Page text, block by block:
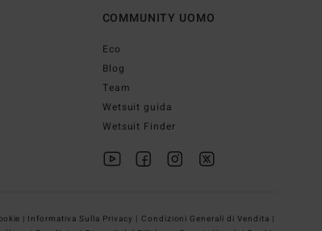
COMMUNITY UOMO
Eco
Blog
Team
Wetsuit guida
Wetsuit Finder
| Informativa Sulla Privacy | Condizioni Generali di Vendita |